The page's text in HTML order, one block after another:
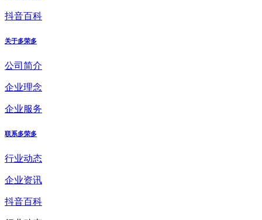
抖音百科
关于多荣多
公司简介
企业理念
企业服务
联系多荣多
行业动态
企业资讯
抖音百科